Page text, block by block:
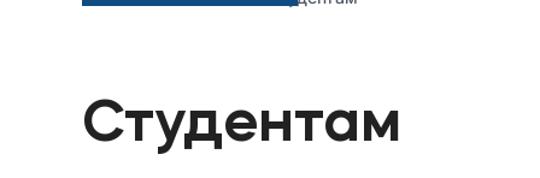
Абитуриентам
Студентам